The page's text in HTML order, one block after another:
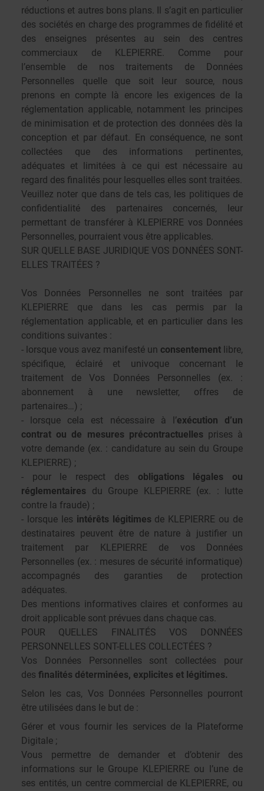
réductions et autres bons plans. Il s’agit en particulier
des sociétés en charge des programmes de fidélité et
des enseignes présentes au sein des centres
commerciaux de KLEPIERRE. Comme pour
l’ensemble de nos traitements de Données
Personnelles quelle que soit leur source, nous
prenons en compte là encore les exigences de la
réglementation applicable, notamment les principes
de minimisation et de protection des données dès la
conception et par défaut. En conséquence, ne sont
collectées que des informations pertinentes,
adéquates et limitées à ce qui est nécessaire au
regard des finalités pour lesquelles elles sont traitées.
Veuillez noter que dans de tels cas, les politiques de
confidentialité des partenaires concernés, leur
permettant de transférer à KLEPIERRE vos Données
Personnelles, pourraient vous être applicables.
SUR QUELLE BASE JURIDIQUE VOS DONNÉES SONT-
ELLES TRAITÉES ?
Vos Données Personnelles ne sont traitées par
KLEPIERRE que dans les cas permis par la
réglementation applicable, et en particulier dans les
conditions suivantes :
- lorsque vous avez manifesté un consentement libre,
spécifique, éclairé et univoque concernant le
traitement de Vos Données Personnelles (ex. :
abonnement à une newsletter, offres de
partenaires…) ;
- lorsque cela est nécessaire à l’exécution d’un
contrat ou de mesures précontractuellesprises à
votre demande (ex. : candidature au sein du Groupe
KLEPIERRE) ;
- pour le respect des obligations légales ou
réglementaires du Groupe KLEPIERRE (ex. : lutte
contre la fraude) ;
- lorsque les intérêts légitimesde KLEPIERRE ou de
destinataires peuvent être de nature à justifier un
traitement par KLEPIERRE de vos Données
Personnelles (ex. : mesures de sécurité informatique)
accompagnés des garanties de protection
adéquates.
Des mentions informatives claires et conformes au
droit applicable sont prévues dans chaque cas.
POUR QUELLES FINALITÉS VOS DONNÉES
PERSONNELLES SONT-ELLES COLLECTÉES ?
Vos Données Personnelles sont collectées pour
des finalités déterminées, explicites et légitimes.
Selon les cas, Vos Données Personnelles pourront
être utilisées dans le but de :
Gérer et vous fournir les services de la Plateforme
Digitale ;
Vous permettre de demander et d’obtenir des
informations sur le Groupe KLEPIERRE ou l’une de
ses entités, un centre commercial de KLEPIERRE, ou